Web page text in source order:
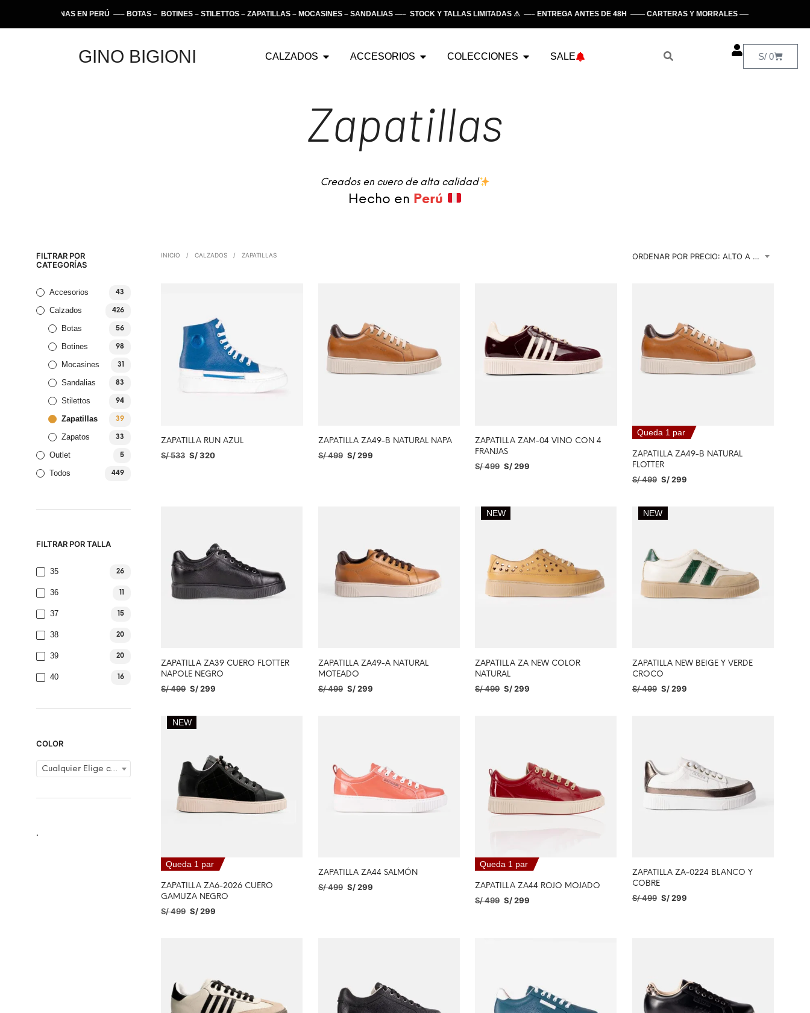
ARTESANAS EN PERÚ —– BOTAS – BOTINES – STILETTOS – ZAPATILLAS – MOCASINES – SANDALIAS —– STOCK Y TALLAS LIMITADAS ⚠ —– ENTREGA ANTES DE 48H —— CARTERAS Y MORRALES —— HECHO EN PERÚ
GINO BIGIONI CALZADOS ACCESORIOS COLECCIONES SALE S/ 0
Zapatillas
Creados en cuero de alta calidad
Hecho en Perú
FILTRAR POR
CATEGORÍAS
Accesorios 43
Calzados 426
Botas 56
Botines 98
Mocasines 31
Sandalias 83
Stilettos 94
Zapatillas 39
Zapatos 33
Outlet 5
Todos 449
FILTRAR POR TALLA
35 26
36 11
37 15
38 20
39 20
40 16
COLOR
Cualquier Elige color
.
INICIO / CALZADOS / ZAPATILLAS ORDENAR POR PRECIO: ALTO A BAJO
ZAPATILLA RUN AZUL
S/533 S/320
ZAPATILLA ZA49-B NATURAL NAPA
S/499 S/299
ZAPATILLA ZAM-04 VINO CON 4
FRANJAS
S/499 S/299
Queda 1 par
ZAPATILLA ZA49-B NATURAL
FLOTTER
S/499 S/299
ZAPATILLA ZA39 CUERO FLOTTER
NAPOLE NEGRO
S/499 S/299
ZAPATILLA ZA49-A NATURAL
MOTEADO
S/499 S/299
NEW
ZAPATILLA ZA NEW COLOR
NATURAL
S/499 S/299
NEW
ZAPATILLA NEW BEIGE Y VERDE
CROCO
S/499 S/299
NEW
Queda 1 par
ZAPATILLA ZA6-2026 CUERO
GAMUZA NEGRO
S/499 S/299
ZAPATILLA ZA44 SALMÓN
S/499 S/299
Queda 1 par
ZAPATILLA ZA44 ROJO MOJADO
S/499 S/299
ZAPATILLA ZA-0224 BLANCO Y
COBRE
S/499 S/299